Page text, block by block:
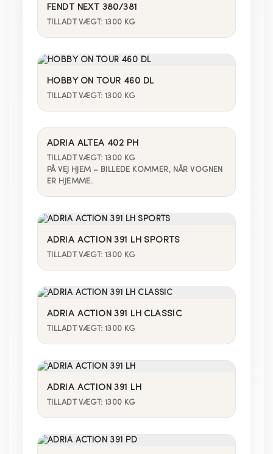
FENDT NEXT 380/381
TILLADT VÆGT: 1300 KG
HOBBY ON TOUR 460 DL
TILLADT VÆGT: 1300 KG
ADRIA ALTEA 402 PH
TILLADT VÆGT: 1300 KG
PÅ VEJ HJEM – BILLEDE KOMMER, NÅR VOGNEN
ER HJEMME.
ADRIA ACTION 391 LH SPORTS
TILLADT VÆGT: 1300 KG
ADRIA ACTION 391 LH CLASSIC
TILLADT VÆGT: 1300 KG
ADRIA ACTION 391 LH
TILLADT VÆGT: 1300 KG